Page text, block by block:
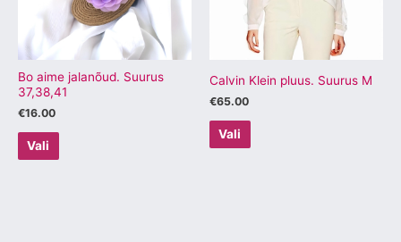
Bo aime jalanõud. Suurus
37,38,41
€16.00
Vali
Valikuid
saab
tootelehel.
Calvin Klein pluus. Suurus M
€65.00
Vali
Valikuid
saab
teha
tootelehel.